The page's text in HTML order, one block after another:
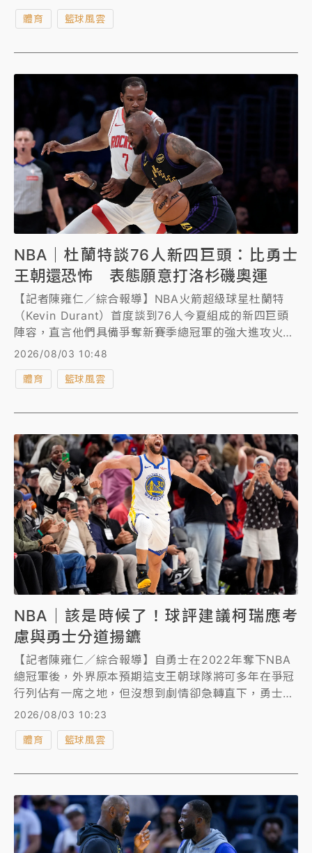
可能回到2016年選秀東家76人引發熱議。
體育 籃球風雲
NBA｜杜蘭特談76人新四巨頭：比勇士
王朝還恐怖 表態願意打洛杉磯奧運
【記者陳雍仁／綜合報導】NBA火箭超級球星杜蘭特
（Kevin Durant）首度談到76人今夏組成的新四巨頭
陣容，直言他們具備爭奪新賽季總冠軍的強大進攻火
力，甚至比他效力勇士的兩冠王朝時期更恐怖。
2026/08/03 10:48
體育 籃球風雲
NBA｜該是時候了！球評建議柯瑞應考
慮與勇士分道揚鑣
【記者陳雍仁／綜合報導】自勇士在2022年奪下NBA
總冠軍後，外界原本預期這支王朝球隊將可多年在爭冠
行列佔有一席之地，但沒想到劇情卻急轉直下，勇士自
此便再也未能打進季後賽第二輪，近年來陣容競爭力更
然能繳出場均25分以上的頂尖表現，團隊戰績仍不見起
2026/08/03 10:23
體育 籃球風雲